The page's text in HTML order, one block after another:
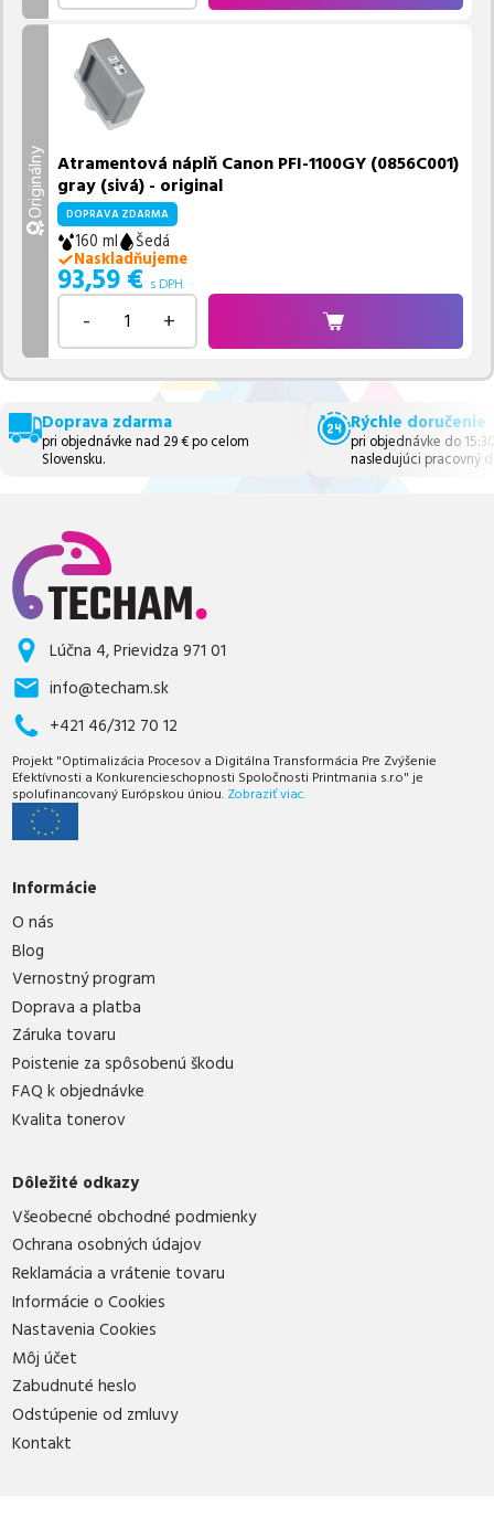
Originálny Atramentová náplň Canon PFI-1100GY (0856C001)
gray (sivá) - original
DOPRAVA ZDARMA
160 ml
Šedá
Naskladňujeme
93,59 € s DPH
- +
Doprava zdarma
pri objednávke nad 29 € po celom
Slovensku.
Rýchle doručenie
pri objednávke do
nasledujúci pracovný
Lúčna 4, Prievidza 971 01
info@techam.sk
+421 46/312 70 12
Projekt "Optimalizácia Procesov a Digitálna Transformácia Pre Zvýšenie
Efektívnosti a Konkurencieschopnosti Spoločnosti Printmania s.r.o" je
spolufinancovaný Európskou úniou. Zobraziť viac.
Informácie
O nás
Blog
Vernostný program
Doprava a platba
Záruka tovaru
Poistenie za spôsobenú škodu
FAQ k objednávke
Kvalita tonerov
Dôležité odkazy
Všeobecné obchodné podmienky
Ochrana osobných údajov
Reklamácia a vrátenie tovaru
Informácie o Cookies
Nastavenia Cookies
Môj účet
Zabudnuté heslo
Odstúpenie od zmluvy
Kontakt